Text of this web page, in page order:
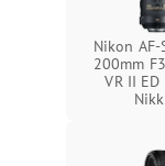
Nikon AF-
200mm
VR II